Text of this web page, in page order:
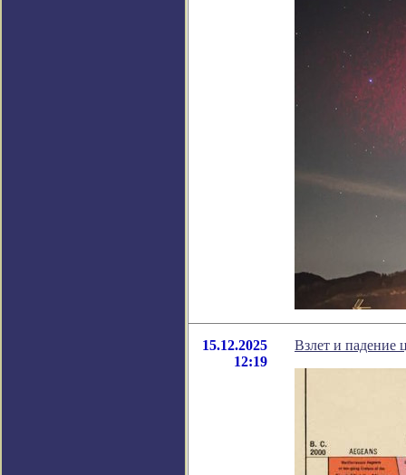
15.12.2025
12:19
Взлет и падение